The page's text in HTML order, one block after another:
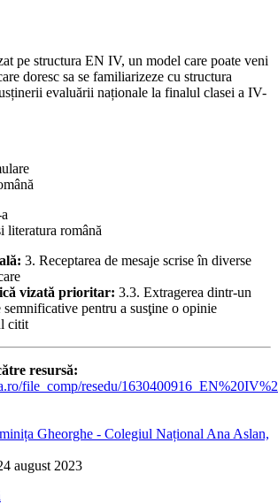
pe structura EN IV, un model care poate veni
doresc sa se familiarizeze cu structura
evaluării naționale la finalul clasei a IV-
literatura română
3. Receptarea de mesaje scrise în diverse
vizată prioritar: 3.3. Extragerea dintr-un
semnificative pentru a susţine o opinie
citit
resursă:
file_comp/resedu/
Gheorghe - Colegiul Național Ana Aslan,
august 2023